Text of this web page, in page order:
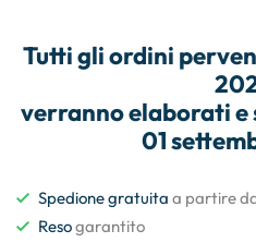
Tutti gliordini
verranno elaborati e
01
Spedione gratuita a partire
Resogarantito